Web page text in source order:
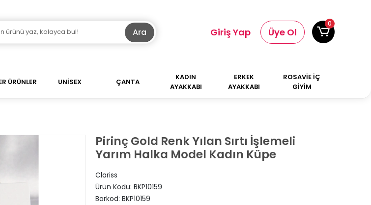
Ara Giriş Yap Üye Ol
0
ÜRÜNLER UNİSEX ÇANTA
KADIN
AYAKKABI
ERKEK
AYAKKABI
ROSAVİE İÇ
GİYİM
Pirinç Gold Renk Yılan Sırtı İşlemeli
Yarım Halka Model Kadın Küpe
Clariss
Ürün Kodu: BKP10159
Barkod: BKP10159